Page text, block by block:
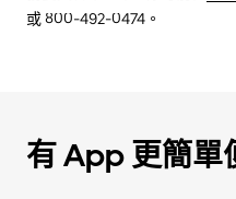
或 800-492-0474。
有 App 更簡單